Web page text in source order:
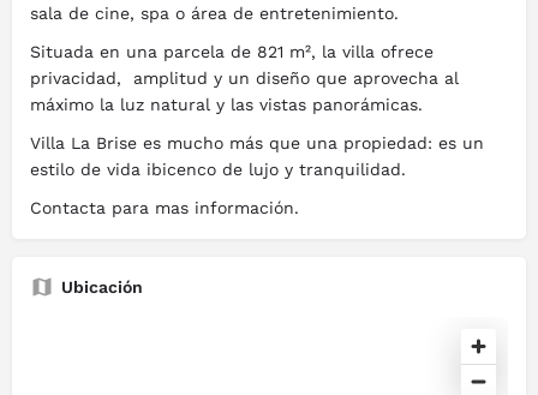
sala de cine, spa o área de entretenimiento.
Situada en una parcela de 821 m², la villa ofrece
privacidad, amplitud y un diseño que aprovecha al
máximo la luz natural y las vistas panorámicas.
Villa La Brise es mucho más que una propiedad: es un
estilo de vida ibicenco de lujo y tranquilidad.
Contacta para mas información.
Ubicación